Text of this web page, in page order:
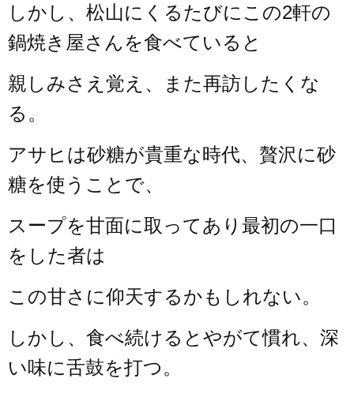
しかし、松山にくるたびにこの2軒の
鍋焼き屋さんを食べていると
親しみさえ覚え、
また再訪したくな
る。
アサヒは砂糖が貴重な時代、贅沢に砂
糖を使うことで、
スープを甘面に取ってあり最初の一口
をした者は
この甘さに仰天するかもしれない。
しかし、食べ続けるとやがて慣れ、深
い味に舌鼓を打つ。